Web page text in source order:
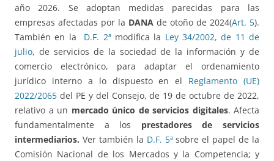
año 2026. Se adoptan medidas parecidas para las
empresas afectadas por la DANA de otoño de 2024(Art. 5).
También en la D.F. 2ªmodifica la Ley 34/2002, de 11 de
julio, de servicios de la sociedad de la información y de
comercio electrónico, para adaptar el ordenamiento
jurídico interno a lo dispuesto en el Reglamento (UE)
2022/2065 del PE y del Consejo, de 19 de octubre de 2022,
relativo a un mercado único de servicios digitales. Afecta
fundamentalmente a los prestadores de servicios
intermediarios. Ver también la D.F. 5ªsobre el papel de la
Comisión Nacional de los Mercados y la Competencia; y